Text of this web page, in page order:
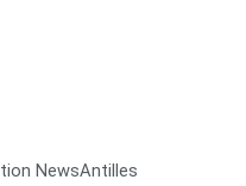
NewsAntilles